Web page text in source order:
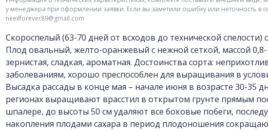
у менеджера при оформлении заявки. Если вы заметили ошибку или неточность в
neeilforever89@gmail.com
Скороспелый (63-70 дней от всходов до технической спелости)
Плод овальный, желто-оранжевый с нежной сеткой, массой
зернистая, сладкая, ароматная. Достоинства сорта:
заболеваниям, хорошо преспособлен для выращивания в
Высадка рассады в конце мая – начале июня в возрасте 30-35
регионах выращивают врасстил в открытом грунте прямым
шпалере, до высоты 50 см удаляют все боковые побеги,
накопления плодами сахара в период плодоношения